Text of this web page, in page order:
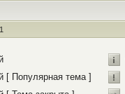
[ Популярная тема ]